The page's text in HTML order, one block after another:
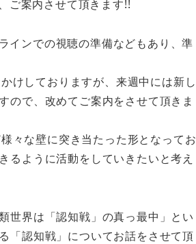
ご案内させて頂きます!!
インでの視聴の準備などもあり、準
けしておりますが、来週中には新し
ので、改めてご案内をさせて頂きま
々な壁に突き当たった形となってお
るように活動をしていきたいと考え
世界は「認知戦」の真っ最中」とい
「認知戦」についてお話をさせて頂